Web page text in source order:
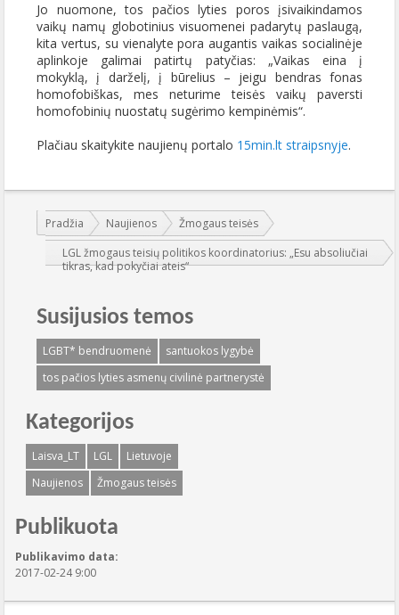
Jo nuomone, tos pačios lyties poros įsivaikindamos
vaikų namų globotinius visuomenei padarytų paslaugą,
kita vertus, su vienalyte pora augantis vaikas socialinėje
aplinkoje galimai patirtų patyčias: „Vaikas eina į
mokyklą, į darželį, į būrelius – jeigu bendras fonas
homofobiškas, mes neturime teisės vaikų paversti
homofobinių nuostatų sugėrimo kempinėmis“.
Plačiau skaitykite naujienų portalo 15min.lt straipsnyje.
Jūs esate čia:
Pradžia Naujienos
Žmogaus teisės
LGL žmogaus teisių politikos koordinatorius: „Esu absoliučiai
tikras, kad pokyčiai ateis“
Susijusios temos
LGBT* bendruomenė
santuokos lygybė
tos pačios lyties asmenų civilinė partnerystė
Kategorijos
Laisva_LT LGL
Lietuvoje
Naujienos
Žmogaus teisės
Publikuota
Publikavimo data:
2017-02-24 9:00